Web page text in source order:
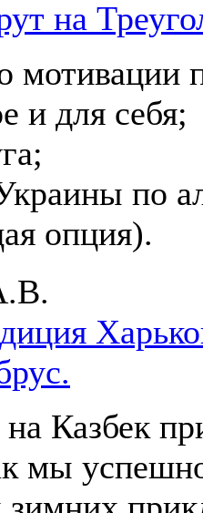
на
мотивации
и для себя;
по
опция).
на Казбек
мы